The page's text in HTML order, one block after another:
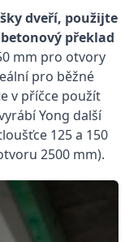
dveří, použijte
překlad
mm pro otvory
pro běžné
v příčce použít
Yong další
125 a 150
2500 mm).